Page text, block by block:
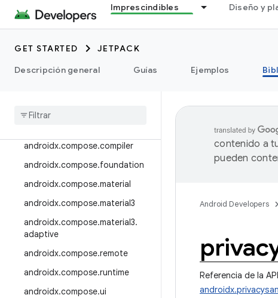
Imprescindibles Diseño y
GET STARTED
JETPACK
Descripción general
Guías Ejemplos
androidx.camera.viewfinder
androidx.car
androidx.car.app
androidx.cardview
androidx.compose.compiler
androidx.compose.foundation
androidx.compose.material
androidx.compose.material3
androidx.compose.material3.
adaptive
androidx.compose.remote
androidx.compose.runtime
androidx.compose.ui
contenido a
pueden
Android Developers
Referencia de la